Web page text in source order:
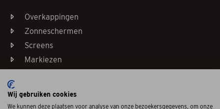
Overkappingen
Zonneschermen
Screens
Markiezen
Wij gebruiken cookies
We kunnen deze plaatsen voor analyse van onze bezoekersgegevens, om onze